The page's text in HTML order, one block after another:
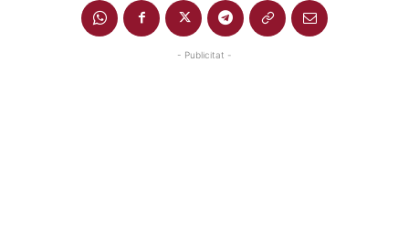
- Publicitat -